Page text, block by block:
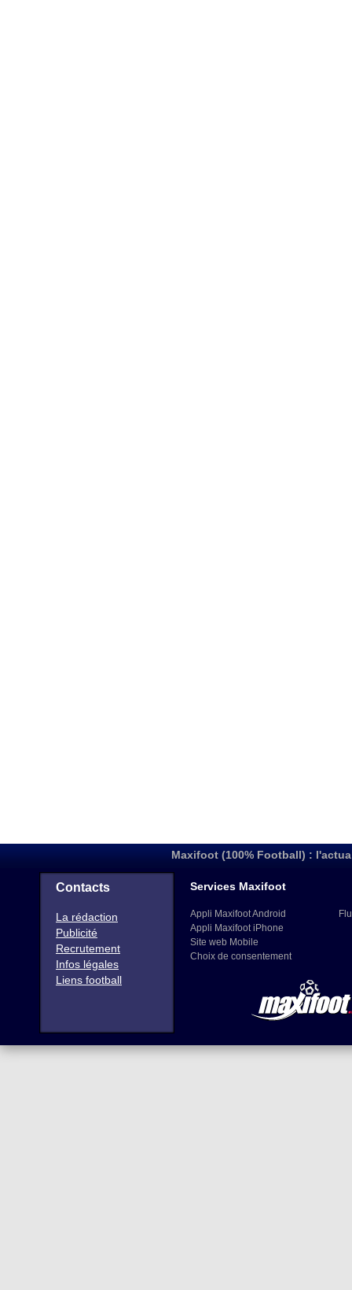
Maxifoot (100% Football) :
Contacts
La rédaction
Publicité
Recrutement
Infos légales
Liens football
Services Maxifoot
Appli Maxifoot Android
Appli Maxifoot iPhone
Site web Mobile
Choix de consentement